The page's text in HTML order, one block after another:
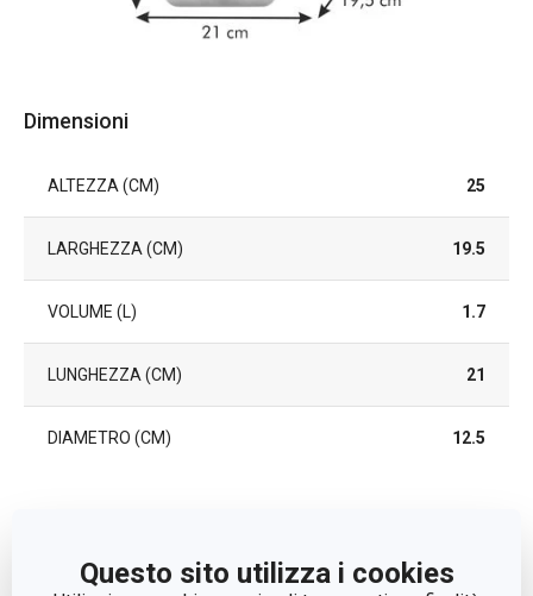
Questo sito utilizza i cookies
Dimensioni
ALTEZZA (CM) 25
LARGHEZZA (CM) 19.5
VOLUME (L) 1.7
LUNGHEZZA (CM) 21
DIAMETRO (CM) 12.5
CATEGORIA elettrodomestici